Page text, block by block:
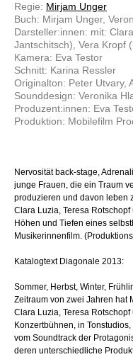
Regie: Mirjam Unger
Buch: Mirjam Unger,
Darsteller:innen: mit:
Jantschitsch), Vera Kropf
Kamera: Eva Testor
Schnitt: Karina Ressler
Originalton: Peter Utvary,
Sounddesign: Veronika
Produzent:innen: Eva
Produktion: Mobilefilm
Nervosität back-stage,
junge Frauen, die ein Traum
produzieren und davon leben
Clara Luzia, Teresa
Höhen und Tiefen eines
Musikerinnenfilm.
Katalogtext Diagonale 2013:
Sommer, Herbst, Winter,
Zeitraum von zwei Jahren hat
Clara Luzia, Teresa
Konzertbühnen, in
vom Soundtrack der
deren unterschiedliche